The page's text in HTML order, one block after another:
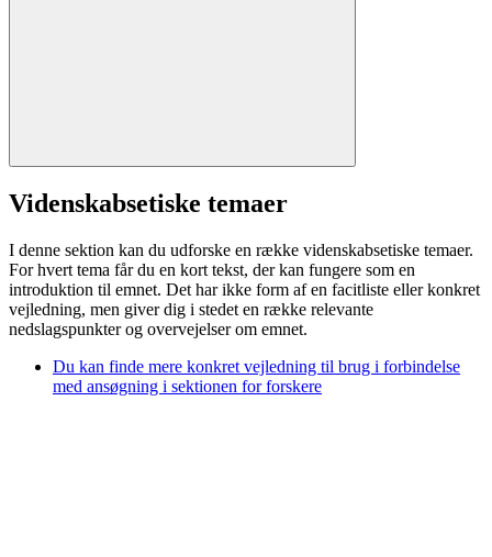
Videnskabsetiske temaer
I denne sektion kan du udforske en række videnskabsetiske temaer.
For hvert tema får du en kort tekst, der kan fungere som en
introduktion til emnet. Det har ikke form af en facitliste eller konkret
vejledning, men giver dig i stedet en række relevante
nedslagspunkter og overvejelser om emnet.
Du kan finde mere konkret vejledning til brug i forbindelse
med ansøgning i sektionen for forskere